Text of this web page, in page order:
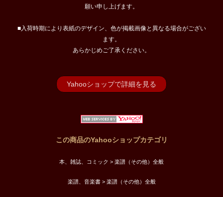
願い申し上げます。
■入荷時期により表紙のデザイン、色が掲載画像と異なる場合がござい
ます。
あらかじめご了承ください。
Yahooショップで詳細を見る
この商品のYahooショップカテゴリ
本、雑誌、コミック > 楽譜（その他）全般
楽譜、音楽書 > 楽譜（その他）全般